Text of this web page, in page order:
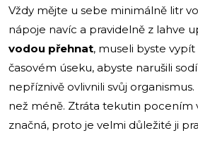
Vždy mějte u sebe minimálně litr
nápoje navíc a pravidelně z lahve
vodou přehnat, museli byste
časovém úseku, abyste narušili
nepříznivě ovlivnili svůj
než méně. Ztráta tekutin pocením
značná, proto je velmi důležité ji